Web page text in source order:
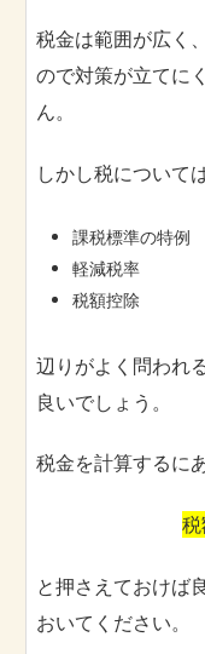
税金は範囲が広く
ので対策が立てに
ん。
しかし税について
課税標準の特例
軽減税率
税額控除
辺りがよく問われ
良いでしょう。
税金を計算するに
と押さえておけば
おいてください。